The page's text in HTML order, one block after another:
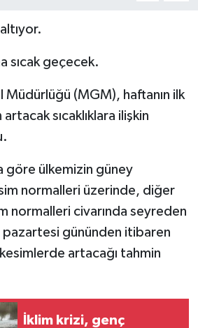
sıcak geçecek.
(MGM), haftanın ilk
sıcaklıklara ilişkin
göre ülkemizin güney
normalleri üzerinde, diğer
normalleri civarında seyreden
pazartesi gününden itibaren
artacağı tahmin
İklim krizi, genç